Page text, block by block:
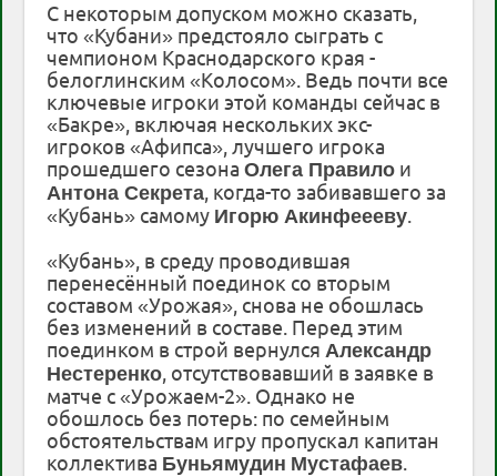
С некоторым допуском можно сказать,
что «Кубани» предстояло сыграть с
чемпионом Краснодарского края -
белоглинским «Колосом». Ведь почти все
ключевые игроки этой команды сейчас в
«Бакре», включая нескольких экс-
игроков «Афипса», лучшего игрока
прошедшего сезонаОлега Правило и
Антона Секрета , когда-то забивавшего за
«Кубань» самому Игорю Акинфеееву
«Кубань», в среду проводившая
перенесённый поединок со вторым
составом «Урожая», снова не обошлась
без изменений в составе. Перед этим
поединком в строй вернулся Александр
Нестеренко , отсутствовавший в заявке в
матче с «Урожаем-2». Однако не
обошлось без потерь: по семейным
обстоятельствам игру пропускал капитан
коллектива Буньямудин Мустафаев